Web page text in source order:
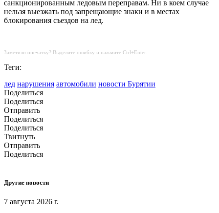
санкционированным ледовым переправам. Ни в коем случае
нельзя выезжать под запрещающие знаки и в местах
блокирования съездов на лед.
Заметили опечатку? Выделите ошибку и нажмите Ctrl+Enter.
Теги:
лед нарушения автомобили новости Бурятии
Поделиться
Поделиться
Отправить
Поделиться
Поделиться
Твитнуть
Отправить
Поделиться
Другие новости
7 августа 2026 г.